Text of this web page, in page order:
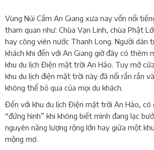
Vùng Núi Cấm An Giang xưa nay vốn nổi
tham quan như: Chùa Vạn Linh, chùa Phật
hay công viên nước Thanh Long. Người dân
khách khi đến với An Giang giờ đây có thêm
khu du lịch Điện mặt trời An Hảo. Tuy mở
khu du lịch điện mặt trời này đã nổi rần rần
không thể bỏ qua của mọi du khách.
Đến với khu du lịch Điện mặt trời An Hảo, có
“đứng hình” khi không biết mình đang lạc
nguyên năng lượng rộng lớn hay giữa một
mộng mơ.